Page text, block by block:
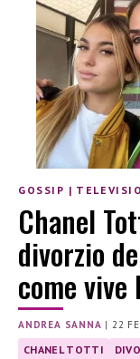
GOSSIP |
Chanel
divorzio
come vive
ANDREA SANNA |22
CHANEL TOTTI